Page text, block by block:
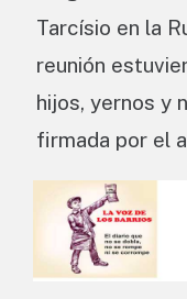
Tarcísio en la
reunión
hijos, yernos y
firmada por el